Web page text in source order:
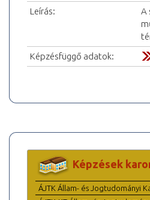
Leírás:
A
Képzésfüggő adatok:
Képzések
ÁJTK Állam- és Jogtudományi